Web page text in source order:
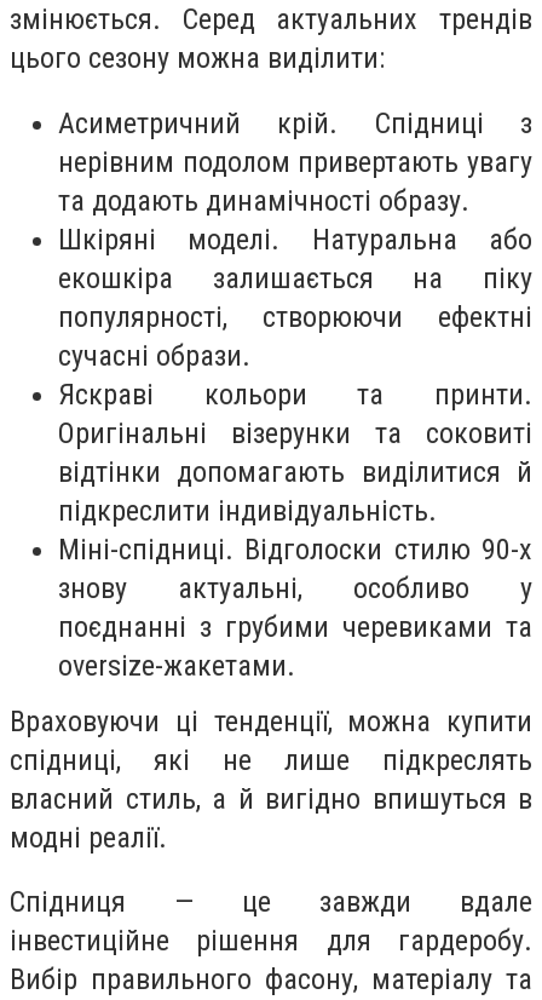
змінюється. Серед актуальних трендів
цього сезону можна виділити:
Асиметричний крій. Спідниці з
нерівним подолом привертають увагу
та додають динамічності образу.
Шкіряні моделі. Натуральна або
екошкіра залишається на піку
популярності, створюючи ефектні
сучасні образи.
Яскраві кольори та принти.
Оригінальні візерунки та соковиті
відтінки допомагають виділитися й
підкреслити індивідуальність.
Міні-спідниці. Відголоски стилю 90-х
знову актуальні, особливо у
поєднанні з грубими черевиками та
oversize-жакетами.
Враховуючи ці тенденції, можна купити
спідниці, які не лише підкреслять
власний стиль, а й вигідно впишуться в
модні реалії.
Спідниця — це завжди вдале
інвестиційне рішення для гардеробу.
Вибір правильного фасону, матеріалу та